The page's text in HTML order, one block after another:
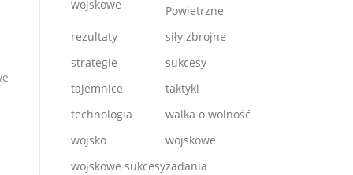
wojskowe
Powietrzne
rezultaty
siły zbrojne
strategie
sukcesy
tajemnice
taktyki
technologia
walka o wolność
wojsko
wojskowe
wojskowe sukcesyzadania